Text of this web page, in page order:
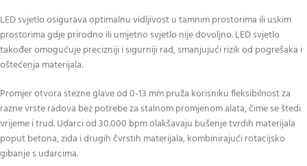
LED svjetlo osigurava optimalnu vidljivost u tamnim prostorima ili uskim
prostorima gdje prirodno ili umjetno svjetlo nije dovoljno. LED svjetlo
također omogućuje precizniji i sigurniji rad, smanjujući rizik od pogrešaka i
oštećenja materijala.
Promjer otvora stezne glave od 0-13 mm pruža korisniku fleksibilnost za
razne vrste radova bez potrebe za stalnom promjenom alata, čime se štedi
vrijeme i trud. Udarci od 30.000 bpm olakšavaju bušenje tvrdih materijala
poput betona, zida i drugih čvrstih materijala, kombinirajući rotacijsko
gibanje s udarcima.